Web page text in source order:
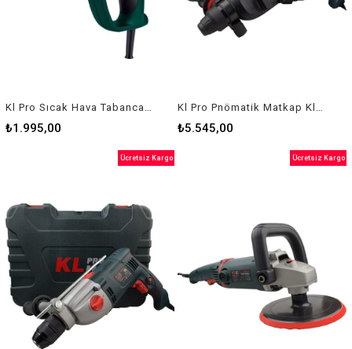
₺1.995,00 ₺5.545,00
Ücretsiz Kargo Ücretsiz Kargo